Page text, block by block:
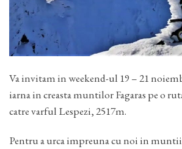
Va invitam in weekend-ul 19 – 21
iarna in creasta muntilor Fagaras pe o
catre varful Lespezi, 2517m.
Pentru a urca impreuna cu noi in muntii